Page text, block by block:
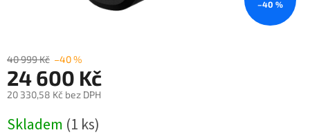
–40 %
40 999 Kč –40 %
24 600 Kč
20 330,58 Kč bez DPH
cena:
Skladem (1 ks)